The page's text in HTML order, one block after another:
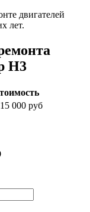
двигателей
лет.
Н3
000 руб